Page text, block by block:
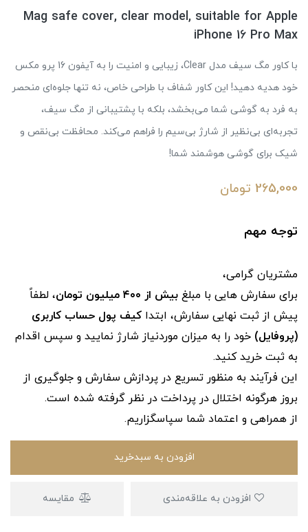
Mag safe cover, clear model, suitable for Apple
iPhone 16 Pro Max
با کاور مگ سیف مدل Clear، زیبایی و امنیت را به آیفون 16 پرو مکس
خود هدیه دهید! این کاور شفاف با طراحی خاص، نه تنها جلوه‌ای منحصر
به فرد به گوشی شما می‌بخشد، بلکه با پشتیبانی از مگ سیف،
تجربه‌ای بی‌نظیر از شارژ بی‌سیم را فراهم می‌کند. محافظت بی‌نقص و
شیک برای گوشی هوشمند شما!
265,000 تومان
توجه مهم
مشتریان گرامی،
برای سفارش‌ هایی با مبلغ بیش از ۴۰۰ میلیون تومان
، لطفاً
پیش از ثبت نهایی سفارش، ابتدا کیف پول حساب کاربری
(پروفایل) خود را به میزان موردنیاز شارژ نمایید و سپس اقدام
به ثبت خرید کنید.
این فرآیند به‌ منظور تسریع در پردازش سفارش و جلوگیری از
بروز هرگونه اختلال در پرداخت در نظر گرفته شده است.
از همراهی و اعتماد شما سپاسگزاریم.
افزودن به سبدخرید
مقایسه